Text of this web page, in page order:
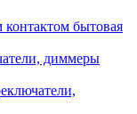
бытовая
диммеры